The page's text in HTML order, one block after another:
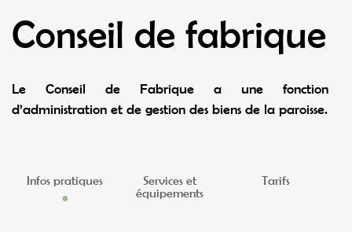
Conseil de fabrique
Le Conseil de Fabrique a une fonction
d’administration et de gestion des biens de la paroisse.
Infos pratiques
Services et
équipements
Tarifs